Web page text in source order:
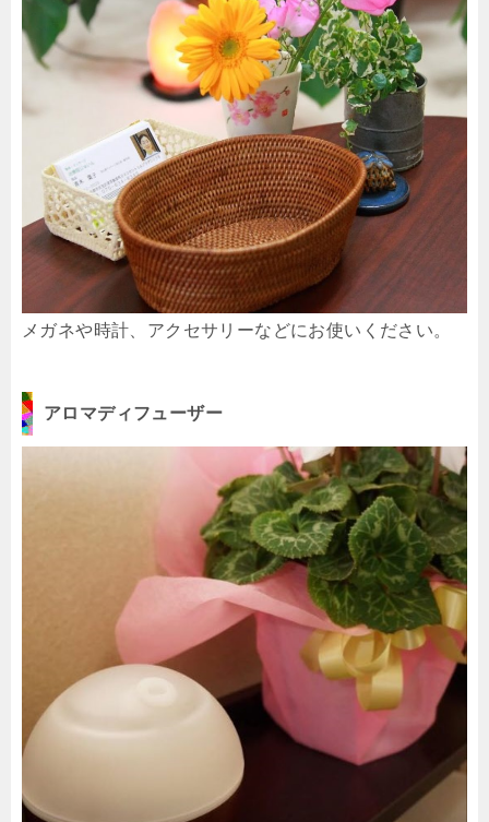
メガネや時計、アクセサリーなどにお使いください。
アロマディフューザー